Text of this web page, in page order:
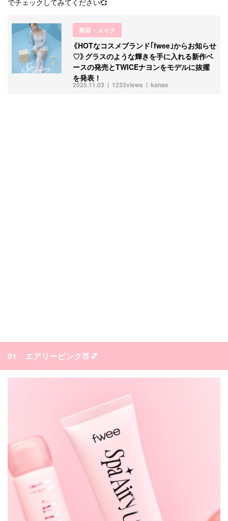
でチェックしてみてください💞
美容・メイク
2025.11.03 kanae
1233views
《HOTなコスメブランド｢fwee｣からお知らせ
♡》グラスのような輝きを手に入れる新作ベ
ースの発売とTWICEナヨンをモデルに抜擢
を発表！
01 エアリーピンク🍑💕